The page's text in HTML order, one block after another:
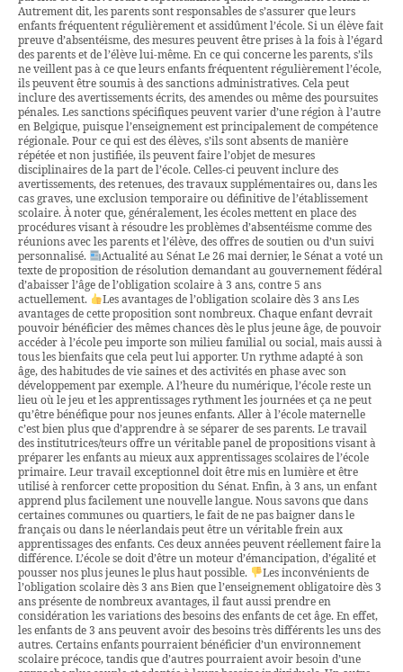
Autrement dit, les parents sont responsables de s’assurer que leurs
enfants fréquentent régulièrement et assidûment l’école. Si un élève fait
preuve d’absentéisme, des mesures peuvent être prises à la fois à l’égard
des parents et de l’élève lui-même. En ce qui concerne les parents, s’ils
ne veillent pas à ce que leurs enfants fréquentent régulièrement l’école,
ils peuvent être soumis à des sanctions administratives. Cela peut
inclure des avertissements écrits, des amendes ou même des poursuites
pénales. Les sanctions spécifiques peuvent varier d’une région à l’autre
en Belgique, puisque l’enseignement est principalement de compétence
régionale. Pour ce qui est des élèves, s’ils sont absents de manière
répétée et non justifiée, ils peuvent faire l’objet de mesures
disciplinaires de la part de l’école. Celles-ci peuvent inclure des
avertissements, des retenues, des travaux supplémentaires ou, dans les
cas graves, une exclusion temporaire ou définitive de l’établissement
scolaire. À noter que, généralement, les écoles mettent en place des
procédures visant à résoudre les problèmes d’absentéisme comme des
réunions avec les parents et l’élève, des offres de soutien ou d’un suivi
personnalisé.
Actualité au Sénat Le 26 mai dernier, le Sénat a voté un
texte de proposition de résolution demandant au gouvernement fédéral
d’abaisser l’âge de l’obligation scolaire à 3 ans, contre 5 ans
actuellement.
Les avantages de l’obligation scolaire dès 3 ans Les
avantages de cette proposition sont nombreux. Chaque enfant devrait
pouvoir bénéficier des mêmes chances dès le plus jeune âge, de pouvoir
accéder à l’école peu importe son milieu familial ou social, mais aussi à
tous les bienfaits que cela peut lui apporter. Un rythme adapté à son
âge, des habitudes de vie saines et des activités en phase avec son
développement par exemple. A l’heure du numérique, l’école reste un
lieu où le jeu et les apprentissages rythment les journées et ça ne peut
qu’être bénéfique pour nos jeunes enfants. Aller à l’école maternelle
c’est bien plus que d’apprendre à se séparer de ses parents. Le travail
des institutrices/teurs offre un véritable panel de propositions visant à
préparer les enfants au mieux aux apprentissages scolaires de l’école
primaire. Leur travail exceptionnel doit être mis en lumière et être
utilisé à renforcer cette proposition du Sénat. Enfin, à 3 ans, un enfant
apprend plus facilement une nouvelle langue. Nous savons que dans
certaines communes ou quartiers, le fait de ne pas baigner dans le
français ou dans le néerlandais peut être un véritable frein aux
apprentissages des enfants. Ces deux années peuvent réellement faire la
différence. L’école se doit d’être un moteur d’émancipation, d’égalité et
pousser nos plus jeunes le plus haut possible.
Les inconvénients de
l’obligation scolaire dès 3 ans Bien que l’enseignement obligatoire dès 3
ans présente de nombreux avantages, il faut aussi prendre en
considération les variations des besoins des enfants de cet âge. En effet,
les enfants de 3 ans peuvent avoir des besoins très différents les uns des
autres. Certains enfants pourraient bénéficier d’un environnement
scolaire précoce, tandis que d’autres pourraient avoir besoin d’une